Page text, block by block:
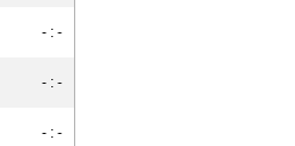
- : -
- : -
- : -